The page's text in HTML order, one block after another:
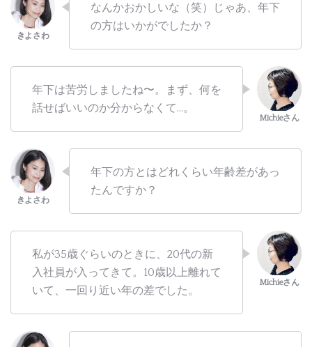
なんかおかしいな（笑）じゃあ、年下
の方はいかがでしたか？
年下は苦労しましたね〜。まず、何を
話せばいいのか分からなくて…。
年下の方とはどれくらい年齢差があっ
たんですか？
私が35歳ぐらいのときに、20代の新
入社員が入ってきて。10歳以上離れて
いて、一回り近い年の差でした。